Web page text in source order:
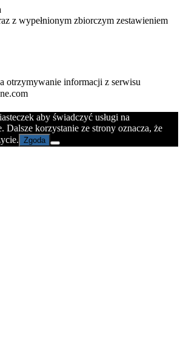
z wypełnionym zbiorczym zestawieniem
otrzymywanie informacji z serwisu
aby świadczyć usługi na
Dalsze korzystanie ze strony oznacza, że
Zgoda